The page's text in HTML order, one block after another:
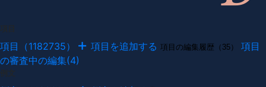
項目（1182735） 項目を追加する 項目の編集履歴（35）
項目
の審査中の編集(4)